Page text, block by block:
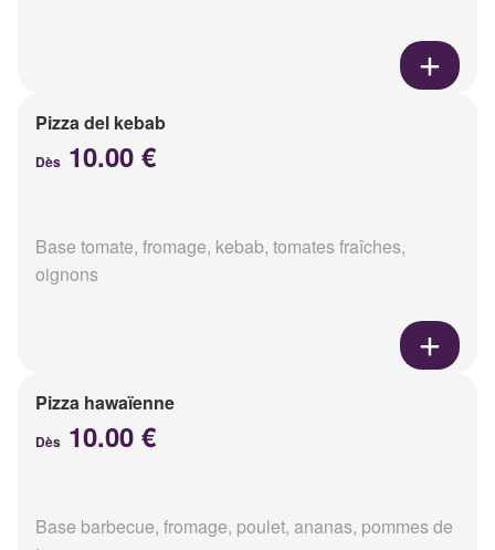
Pizza del kebab
Dès 10.00 €
Base tomate, fromage, kebab, tomates fraîches,
oignons
Pizza hawaïenne
Dès 10.00 €
Base barbecue, fromage, poulet, ananas, pommes de